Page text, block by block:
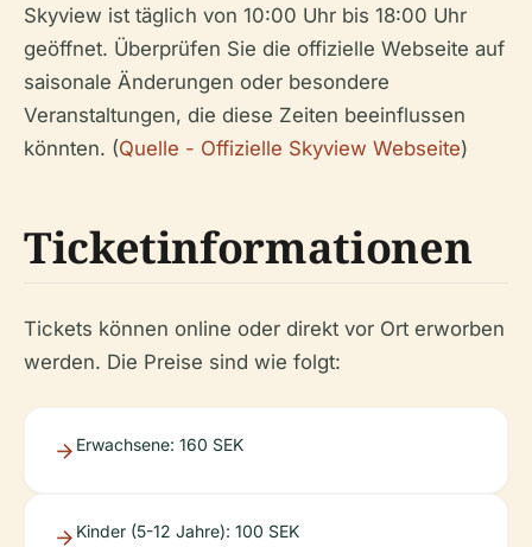
Skyview ist täglich von 10:00 Uhr bis 18:00 Uhr
geöffnet. Überprüfen Sie die offizielle Webseite auf
saisonale Änderungen oder besondere
Veranstaltungen, die diese Zeiten beeinflussen
könnten. (Quelle - Offizielle Skyview Webseite)
Ticketinformationen
Tickets können online oder direkt vor Ort erworben
werden. Die Preise sind wie folgt:
Erwachsene: 160 SEK
Kinder (5-12 Jahre): 100 SEK